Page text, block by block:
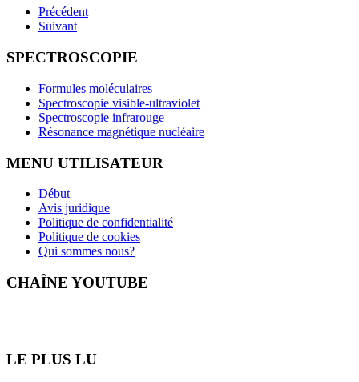
Précédent
Suivant
SPECTROSCOPIE
Formules moléculaires
Spectroscopie visible-ultraviolet
Spectroscopie infrarouge
Résonance magnétique nucléaire
MENU UTILISATEUR
Début
Avis juridique
Politique de confidentialité
Politique de cookies
Qui sommes nous?
CHAÎNE YOUTUBE
LE PLUS LU